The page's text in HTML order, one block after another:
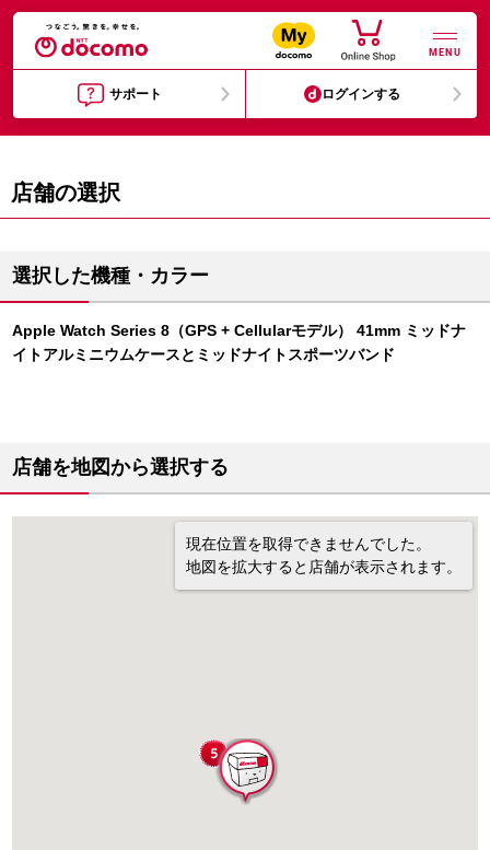
MENU
サポート ログインする
店舗の選択
選択した機種・カラー
Apple Watch Series 8（GPS + Cellularモデル） 41mm ミッドナ
イトアルミニウムケースとミッドナイトスポーツバンド
店舗を地図から選択する
現在位置を取得できませんでした。
地図を拡大すると店舗が表示されます。